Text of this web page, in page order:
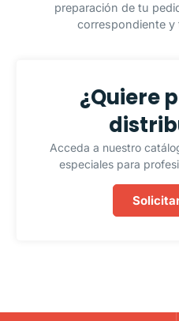
preparación de tu
correspondiente y
¿Quiere
Acceda a nuestro
especiales para